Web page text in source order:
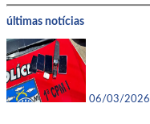
últimas notícias
06/03/2026